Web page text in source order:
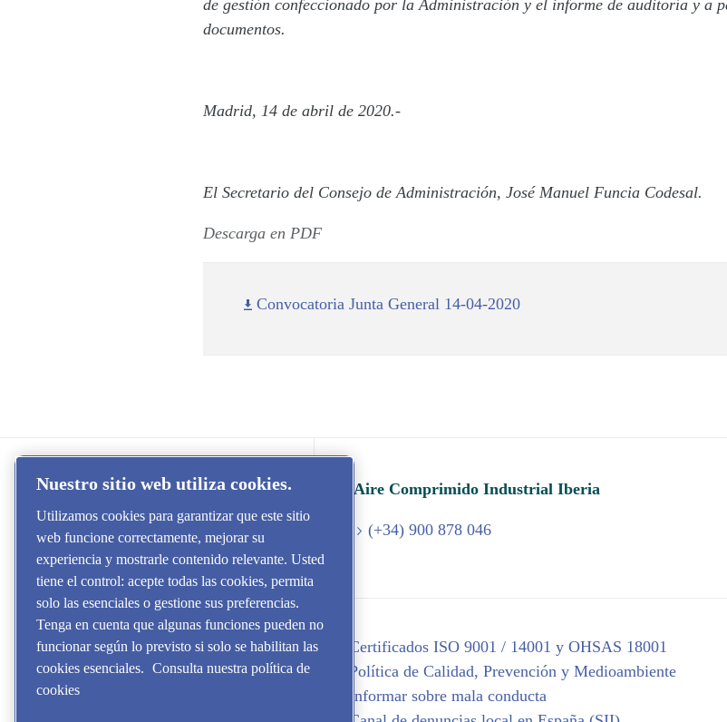
de gestión confeccionado por la Administración y el informe de auditoría y a
documentos.
Madrid, 14 de abril de 2020.-
El Secretario del Consejo de Administración, José Manuel Funcia Codesal.
Descarga en PDF
Convocatoria Junta General 14-04-2020
Aire Comprimido Industrial Iberia
(+34) 900 878 046
Certificados ISO 9001 / 14001 y OHSAS 18001
Política de Calidad, Prevención y Medioambiente
Informar sobre mala conducta
Nuestro sitio web utiliza cookies.
Utilizamos cookies para garantizar que este sitio
web funcione correctamente, mejorar su
experiencia y mostrarle contenido relevante. Usted
tiene el control: acepte todas las cookies, permita
solo las esenciales o gestione sus preferencias.
Tenga en cuenta que algunas funciones pueden no
funcionar según lo previsto si solo se habilitan las
cookies esenciales. Consulta nuestra política de
cookies